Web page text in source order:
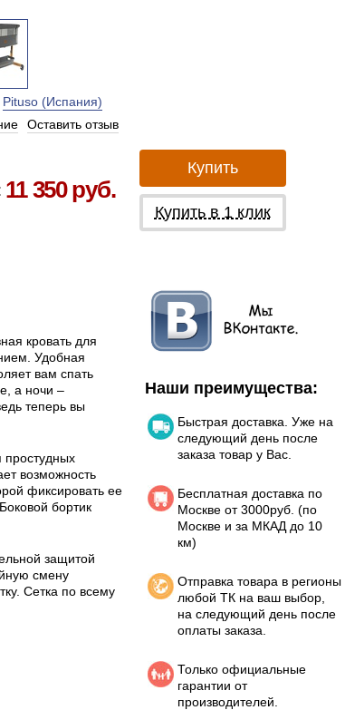
Pituso (Испания)
Оставить отзыв
11 350 руб.
Купить
Купить в 1 клик
кровать для
Удобная
вам спать
а ночи –
теперь вы
возможность
фиксировать ее
бортик
защитой
смену
Сетка по всему
Наши преимущества:
Быстрая доставка. Уже на
следующий день после
заказа товар у Вас.
Бесплатная доставка по
Москве от 3000руб. (по
Москве и за МКАД до 10
км)
Отправка товара в регионы
любой ТК на ваш выбор,
на следующий день после
оплаты заказа.
Только официальные
гарантии от
производителей.